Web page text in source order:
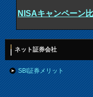
NISAキャンペーン
ネット証券会社
SBI証券メリット